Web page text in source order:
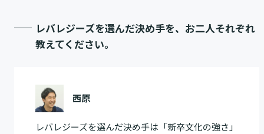
レバレジーズを選んだ決め手を、お二人それぞれ
教えてください。
西原
レバレジーズを選んだ決め手は「新卒文化の強さ」